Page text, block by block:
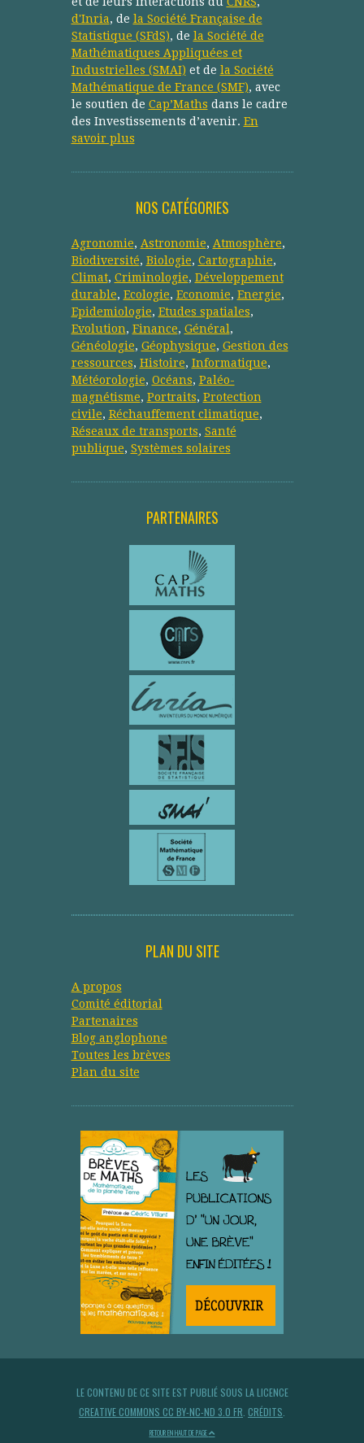
d'Inria, de la Société Française de
Statistique (SFdS), de la Société de
Mathématiques Appliquées et
Industrielles (SMAI) et de la Société
Mathématique de France (SMF), avec
le soutien de Cap’Maths dans le cadre
des Investissements d’avenir. En
savoir plus
NOS CATÉGORIES
Agronomie, Astronomie, Atmosphère,
Biodiversité, Biologie, Cartographie,
Climat, Criminologie, Développement
durable, Ecologie, Economie, Energie,
Epidemiologie, Etudes spatiales,
Evolution, Finance, Général ,
Généologie, Géophysique, Gestion des
ressources, Histoire, Informatique,
Météorologie, Océans, Paléo-
magnétisme, Portraits, Protection
civile, Réchauffement climatique,
Réseaux de transports, Santé
publique, Systèmes solaires
PARTENAIRES
PLAN DU SITE
A propos
Comité éditorial
Partenaires
Blog anglophone
Toutes les brèves
Plan du site
LE CONTENU DE CE SITE EST PUBLIÉ SOUS LA LICENCE
CREATIVE COMMONS CC BY-NC-ND 3.0 FR CRÉDITS
RETOUR EN HAUT DE PAGE